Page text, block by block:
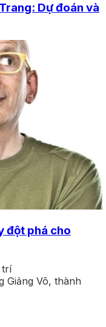
Dự đoán và
đột phá cho
trí
Giảng Võ, thành